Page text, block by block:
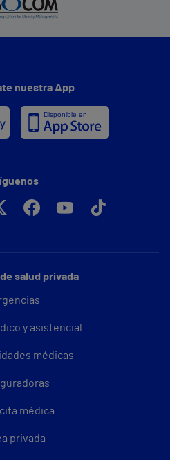
salud privada
y asistencial
médicas
médica
privada
nuestra App